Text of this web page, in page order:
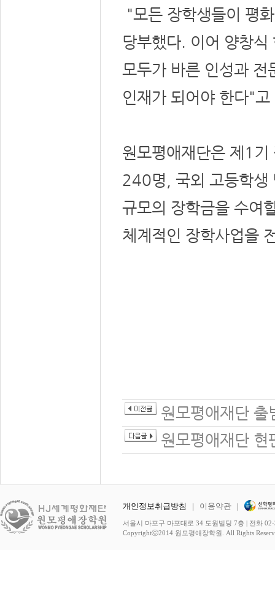
"모든 장학생들이 평
당부했다. 이어 양창
모두가 바른 인성과 전
인재가 되어야 한다"
원모평애재단은 제1
240명, 국외 고등학
규모의 장학금을 수여
체계적인 장학사업을
원모평애재단 출
원모평애재단 현
개인정보취급방침 | 이용약관 |
서울시 마포구 마포대로 34 도원빌딩 7층 | 전화
Copyrightⓒ2014 원모평애장학원. All Rights